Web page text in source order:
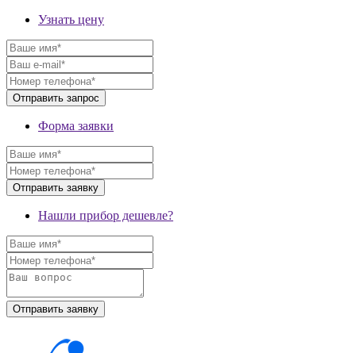
Узнать цену
Форма заявки
Нашли прибор дешевле?